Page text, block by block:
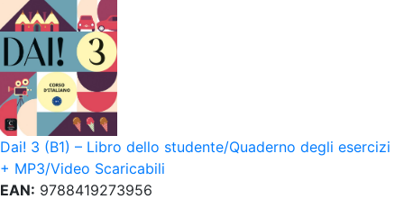
Dai! 3 (B1) – Libro dello studente/Quaderno degli esercizi
+ MP3/Video Scaricabili
EAN: 9788419273956